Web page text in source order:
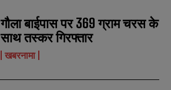
गौला बाईपास पर 369 ग्राम चरस के
साथ तस्कर गिरफ्तार
खबरनामा